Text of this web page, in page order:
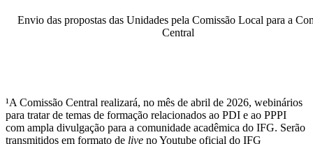
Envio das propostas das Unidades pela Comissão Local para a
Central
¹A Comissão Central realizará, no mês de abril de 2026, webinários
para tratar de temas de formação relacionados ao PDI e ao PPPI
com ampla divulgação para a comunidade acadêmica do IFG. Serão
transmitidos em formato de live no Youtube oficial do IFG